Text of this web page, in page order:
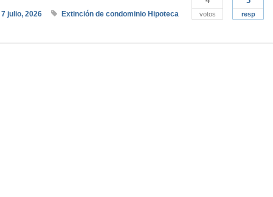
votos resp
7 julio, 2026 Extinción de condominio Hipoteca